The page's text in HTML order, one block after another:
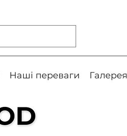
Наші переваги Галерея